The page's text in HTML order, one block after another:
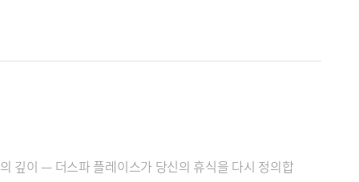
깊이 — 더스파 플레이스가 당신의 휴식을 다시 정의합